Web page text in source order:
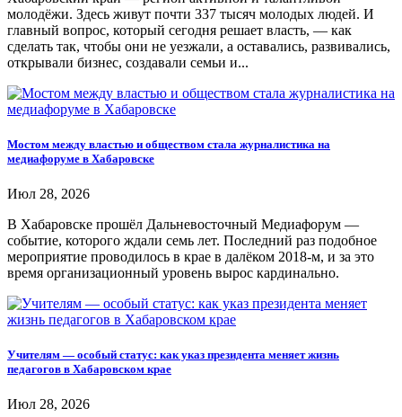
молодёжи. Здесь живут почти 337 тысяч молодых людей. И
главный вопрос, который сегодня решает власть, — как
сделать так, чтобы они не уезжали, а оставались, развивались,
открывали бизнес, создавали семьи и...
Мостом между властью и обществом стала журналистика на
медиафоруме в Хабаровске
Июл 28, 2026
В Хабаровске прошёл Дальневосточный Медиафорум —
событие, которого ждали семь лет. Последний раз подобное
мероприятие проводилось в крае в далёком 2018-м, и за это
время организационный уровень вырос кардинально.
Учителям — особый статус: как указ президента меняет жизнь
педагогов в Хабаровском крае
Июл 28, 2026